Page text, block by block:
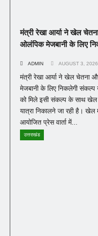
मंत्री रेखा आर्या ने खेल
ओलंपिक मेजबानी के लिए
ADMIN AUGUST 3, 2026
मंत्री रेखा आर्या ने खेल चेतना
मेजबानी के लिए निकलेगी संकल्प
को मिले इसी संकल्प के साथ खेल
यात्रा निकालने जा रही है। खेल
आयोजित प्रेस वार्ता में...
उत्तराखंड